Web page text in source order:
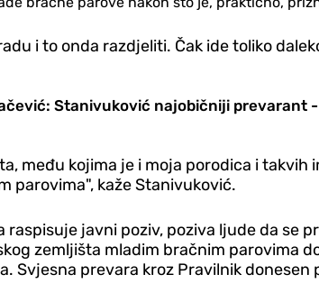
i to onda razdjeliti. Čak ide toliko
Stanivuković najobičniji prevarant
među kojima je i moja porodica i
parovima", kaže Stanivuković.
javni poziv, poziva ljude da se
zemljišta mladim bračnim parovima
Svjesna prevara kroz Pravilnik